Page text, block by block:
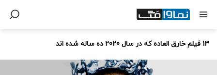
13 فیلم خارق العاده که در سال 2020 ده ساله شده اند